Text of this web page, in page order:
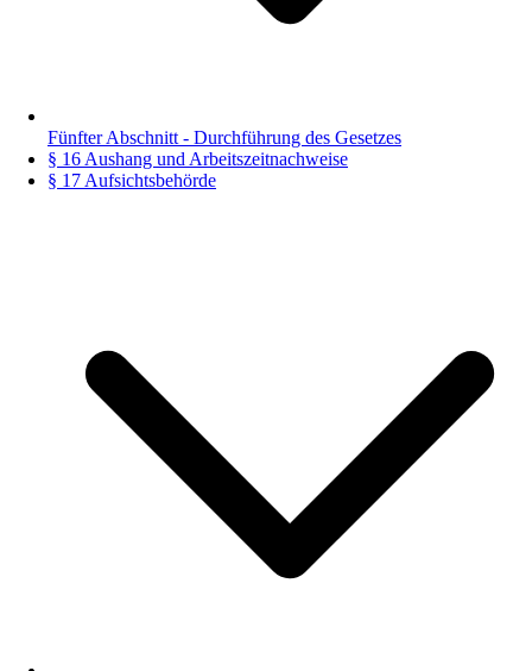
Fünfter Abschnitt - Durchführung des Gesetzes
§ 16 Aushang und Arbeitszeitnachweise
§ 17 Aufsichtsbehörde